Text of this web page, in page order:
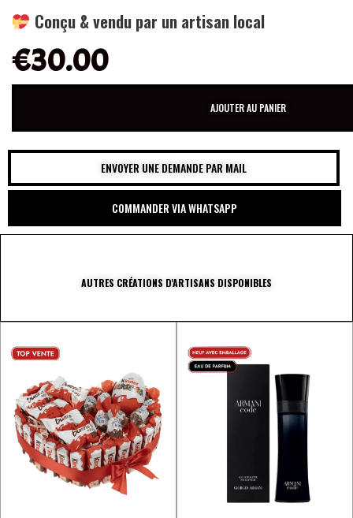
Conçu & vendu par un artisan local
€30.00
AJOUTER AU PANIER
ENVOYER UNE DEMANDE PAR MAIL
COMMANDER VIA WHATSAPP
AUTRES CRÉATIONS D'ARTISANS DISPONIBLES